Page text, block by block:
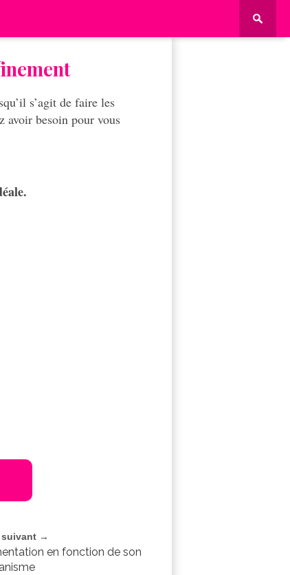
s’agit de faire les
avoir besoin pour vous
→
en fonction de son